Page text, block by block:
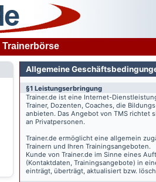
Trainerbörse
Allgemeine
§1 Leistungserbringung
Trainer.de ist eine Internet-
Trainer, Dozenten, Coaches, die
anbieten. Das Angebot von TMS richtet
an Privatpersonen.
Trainer.de ermöglicht eine allgemein
Trainern und Ihren Trainingsangeboten.
Kunde von Trainer.de im Sinne eines
(Kontaktdaten, Trainingsangebote) in
einträgt, überträgt, aktualisiert bzw.